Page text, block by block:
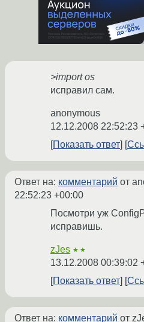
>import os
исправил сам.
anonymous
12.12.2008 22:52:23
Показать ответ
Ответ на: комментарий от
22:52:23 +00:00
Посмотри уж
исправишь.
zJes ★★
13.12.2008 00:39:02
Показать ответ
Ответ на: комментарий от